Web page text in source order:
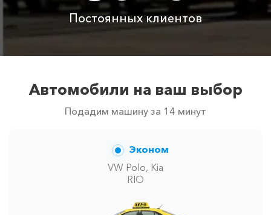
Цены по акции ограничены количеством свободных
автомобилей в г аэропорт Адлер. Точную цену вам
сообщит менеджер при заказе.
Постоянных клиентов
Автомобили на ваш выбор
Подадим машину за 14 минут
Эконом
VW Polo, Kia
RIO